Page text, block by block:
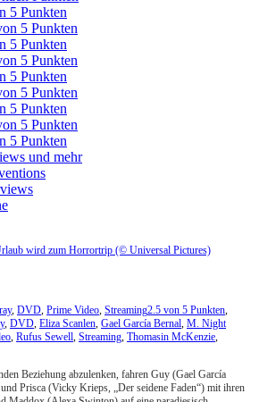
Punkten
5 Punkten
Punkten
5 Punkten
Punkten
5 Punkten
Punkten
5 Punkten
Punkten
und mehr
, DVD, Prime Video, Streaming2.5 von 5 Punkten,
, DVD, Eliza Scanlen, Gael García Bernal, M. Night
, Rufus Sewell, Streaming, Thomasin McKenzie,
Beziehung abzulenken, fahren Guy (Gael García
Prisca (Vicky Krieps, „Der seidene Faden“) mit ihren